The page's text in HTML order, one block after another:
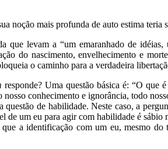
noção mais profunda de auto estima teria
levam a “um emaranhado de idéias,
do nascimento, envelhecimento e
o caminho para a verdadeira
responde? Uma questão básica é: “O que
conhecimento e ignorância, todo
de habilidade. Neste caso, a
de um eu para agir com habilidade é sábio
a identificação com um eu, mesmo